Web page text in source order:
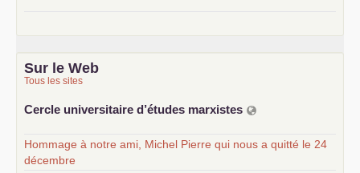
Sur le Web
Tous les sites
Cercle universitaire d’études marxistes
Hommage à notre ami, Michel Pierre qui nous a quitté le 24
décembre